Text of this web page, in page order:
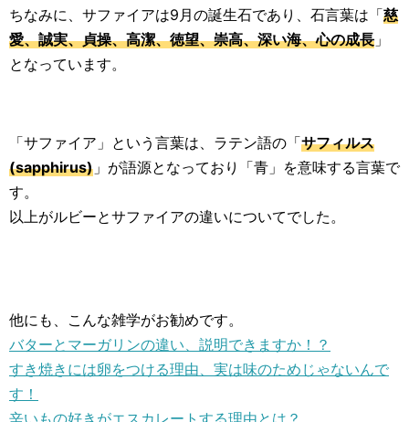
ちなみに、サファイアは9月の誕生石であり、石言葉は「慈
愛、誠実、貞操、高潔、徳望、崇高、深い海、心の成長 」
となっています。
「サファイア」という言葉は、ラテン語の「サフィルス
(sapphirus) 」が語源となっており「青」を意味する言葉で
す。
以上がルビーとサファイアの違いについてでした。
他にも、こんな雑学がお勧めです。
バターとマーガリンの違い、説明できますか！？
すき焼きには卵をつける理由、実は味のためじゃないんで
す！
辛いもの好きがエスカレートする理由とは？